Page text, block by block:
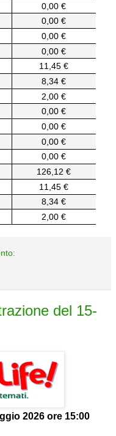
0,00 €
0,00 €
0,00 €
0,00 €
11,45 €
8,34 €
2,00 €
0,00 €
0,00 €
0,00 €
0,00 €
126,12 €
11,45 €
8,34 €
2,00 €
del 15-
2026 ore 15:00